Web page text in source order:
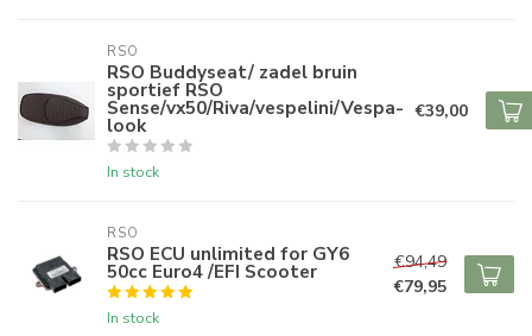
RSO
RSO Buddyseat/ zadel bruin
sportief RSO
Sense/vx50/Riva/vespelini/Vespa-
look
In stock
€39,00
RSO
RSO ECU unlimited for GY6
50cc Euro4 /EFI Scooter
In stock
€94,49
€79,95